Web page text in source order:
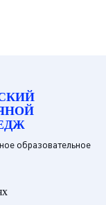
образовательное